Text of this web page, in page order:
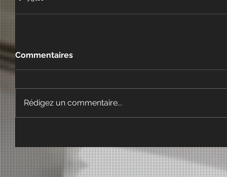
Commentaires
Rédigez un commentaire...